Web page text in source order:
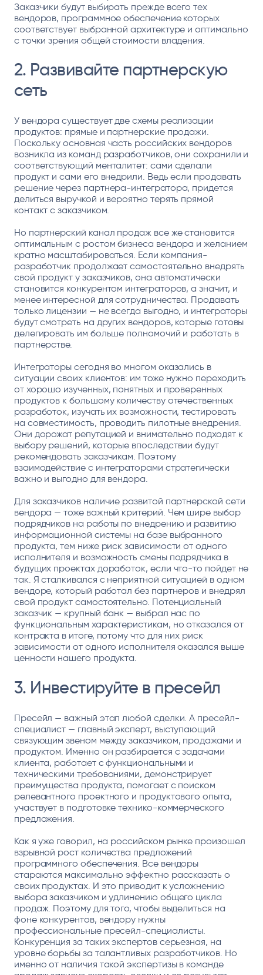
Заказчики будут выбирать прежде всего тех
вендоров, программное обеспечение которых
соответствует выбранной архитектуре и оптимально
с точки зрения общей стоимости владения.
2. Развивайте партнерскую
сеть
У вендора существует две схемы реализации
продуктов: прямые и партнерские продажи.
Поскольку основная часть российских вендоров
возникла из команд разработчиков, они сохранили и
соответствующий менталитет: сами сделали
продукт и сами его внедрили. Ведь если продавать
решение через партнера-интегратора, придется
делиться выручкой и вероятно терять прямой
контакт с заказчиком.
Но партнерский канал продаж все же становится
оптимальным с ростом бизнеса вендора и желанием
кратно масштабироваться. Если компания-
разработчик продолжает самостоятельно внедрять
свой продукт у заказчиков, она автоматически
становится конкурентом интеграторов, а значит, и
менее интересной для сотрудничества. Продавать
только лицензии — не всегда выгодно, и интеграторы
будут смотреть на других вендоров, которые готовы
делегировать им больше полномочий и работать в
партнерстве.
Интеграторы сегодня во многом оказались в
ситуации своих клиентов: им тоже нужно переходить
от хорошо изученных, понятных и проверенных
продуктов к большому количеству отечественных
разработок, изучать их возможности, тестировать
на совместимость, проводить пилотные внедрения.
Они дорожат репутацией и внимательно подходят к
выбору решений, которые впоследствии будут
рекомендовать заказчикам. Поэтому
взаимодействие с интеграторами стратегически
важно и выгодно для вендора.
Для заказчиков наличие развитой партнерской сети
вендора — тоже важный критерий. Чем шире выбор
подрядчиков на работы по внедрению и развитию
информационной системы на базе выбранного
продукта, тем ниже риск зависимости от одного
исполнителя и возможность смены подрядчика в
будущих проектах доработок, если что-то пойдет не
так. Я сталкивался с неприятной ситуацией в одном
вендоре, который работал без партнеров и внедрял
свой продукт самостоятельно. Потенциальный
заказчик — крупный банк — выбрал нас по
функциональным характеристикам, но отказался от
контракта в итоге, потому что для них риск
зависимости от одного исполнителя оказался выше
ценности нашего продукта.
3. Инвестируйте в пресейл
Пресейл — важный этап любой сделки. А пресейл-
специалист — главный эксперт, выступающий
связующим звеном между заказчиком, продажами и
продуктом. Именно он разбирается с задачами
клиента, работает с функциональными и
техническими требованиями, демонстрирует
преимущества продукта, помогает с поиском
релевантного проектного и продуктового опыта,
участвует в подготовке технико-коммерческого
предложения.
Как я уже говорил, на российском рынке произошел
взрывной рост количества предложений
программного обеспечения. Все вендоры
стараются максимально эффектно рассказать о
своих продуктах. И это приводит к усложнению
выбора заказчиком и удлинению общего цикла
продаж. Поэтому для того, чтобы выделиться на
фоне конкурентов, вендору нужны
профессиональные пресейл-специалисты.
Конкуренция за таких экспертов серьезная, на
уровне борьбы за талантливых разработчиков. Но
именно от наличия такой экспертизы в команде